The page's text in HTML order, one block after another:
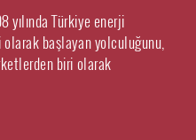
yılında Türkiye enerji
başlayan yolculuğunu,
biri olarak